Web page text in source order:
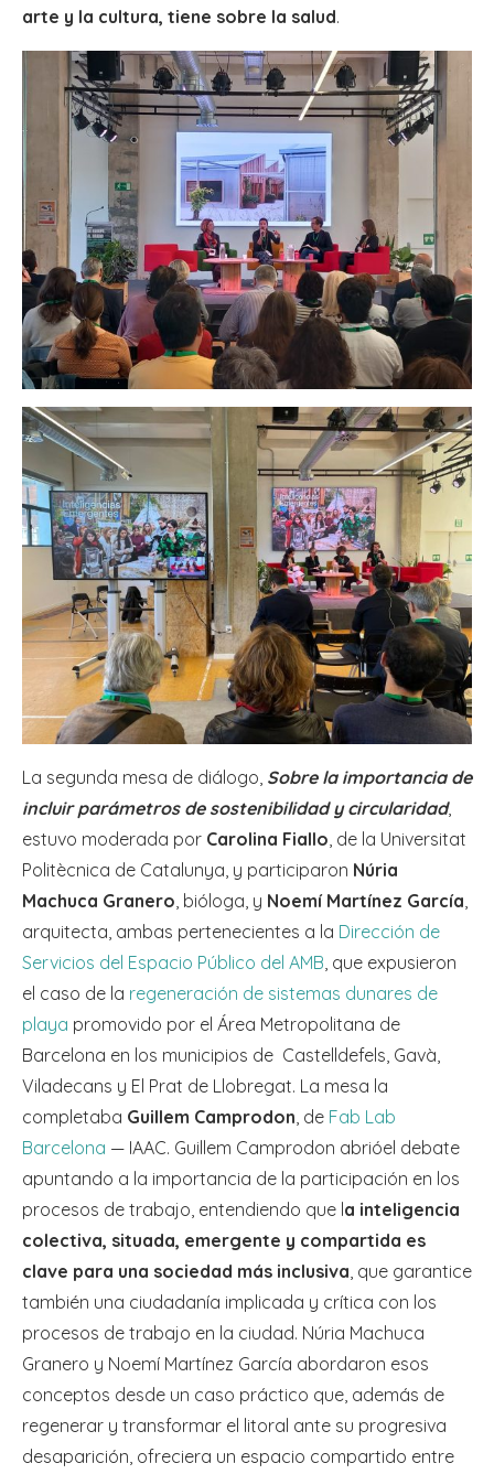
arte y la cultura, tiene sobre la salud.
La segunda mesa de diálogo, Sobre la importancia de
incluir parámetros de sostenibilidad y circularidad,
estuvo moderada por Carolina Fiallo , de la Universitat
Politècnica de Catalunya, y participaron Núria
Machuca Granero , bióloga, y Noemí Martínez García
arquitecta, ambas pertenecientes a la Dirección de
Servicios del Espacio Público del AMB , que expusieron
el caso de la regeneración de sistemas dunares de
playa promovido por el Área Metropolitana de
Barcelona en los municipios de Castelldefels, Gavà,
Viladecans y El Prat de Llobregat. La mesa la
completaba Guillem Camprodon , de Fab Lab
Barcelona — IAAC. Guillem Camprodon abrióel debate
apuntando a la importancia de la participación en los
procesos de trabajo, entendiendo que la inteligencia
colectiva, situada, emergente y compartida es
clave para una sociedad más inclusiva , que garantice
también una ciudadanía implicada y crítica con los
procesos de trabajo en la ciudad. Núria Machuca
Granero y Noemí Martínez García abordaron esos
conceptos desde un caso práctico que, además de
regenerar y transformar el litoral ante su progresiva
desaparición, ofreciera un espacio compartido entre